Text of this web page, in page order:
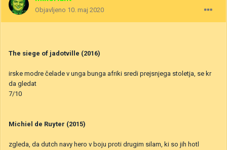
Objavljeno 10. maj 2020
The siege of jadotville (2016)
irske modre čelade v unga bunga afriki sredi prejsnjega stoletja, se kr
da gledat
7/10
Michiel de Ruyter (2015)
zgleda, da dutch navy hero v boju proti drugim silam, ki so jih hotl